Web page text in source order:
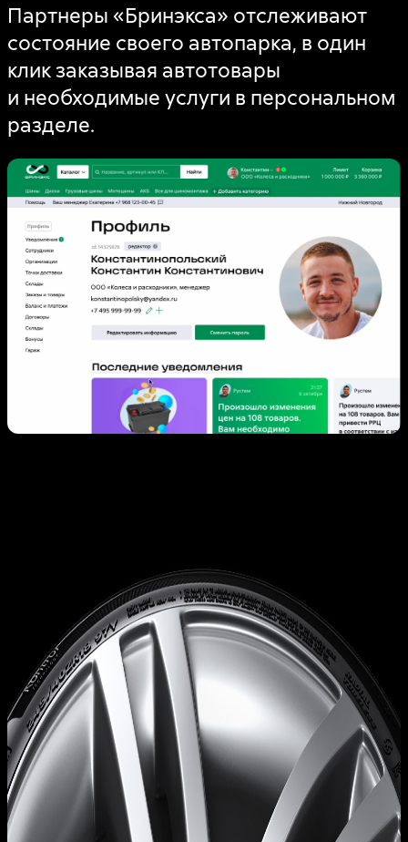
Партнеры «Бринэкса» отслеживают
состояние своего автопарка, в один
клик заказывая автотовары
и необходимые услуги в персональном
разделе.